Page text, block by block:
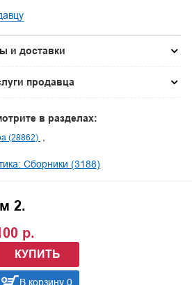
и доставки
продавца
в разделах:
(28862)
Сборники (3188)
2.
р.
КУПИТЬ
В корзину 0